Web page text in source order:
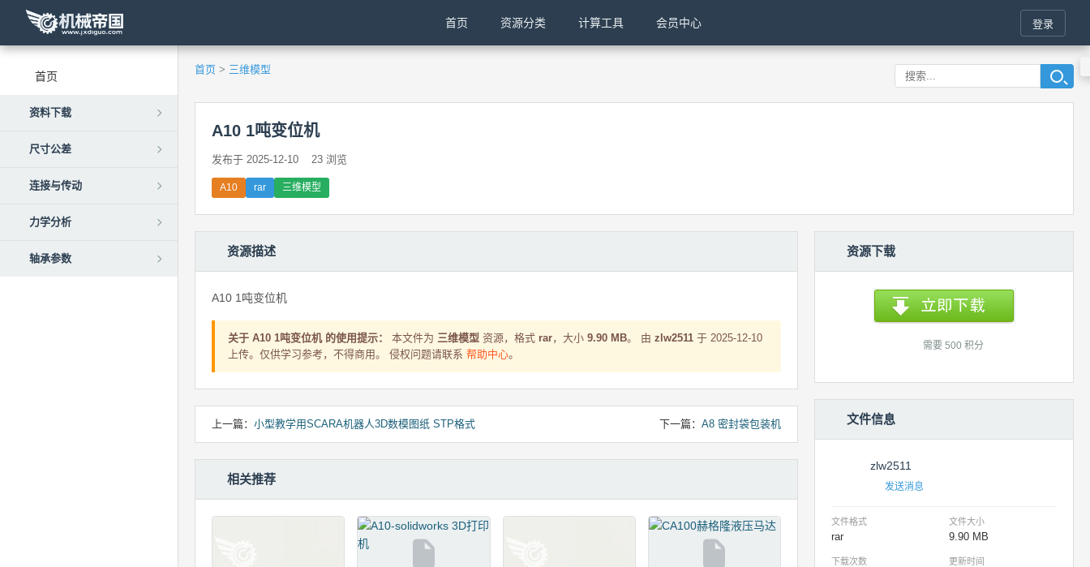
首页 资源分类 计算工具 会员中心 登录
首页
资料下载
尺寸公差
连接与传动
力学分析
轴承参数
首页 > 三维模型
A10 1吨变位机
发布于 2025-12-10 23 浏览
A10 rar 三维模型
资源描述
A10 1吨变位机
关于 A10 1吨变位机 的使用提示： 本文件为 三维模型 资源，格式 rar，大小 9.90 MB。 由 zlw2511 于 2025-12-10
上传。仅供学习参考，不得商用。 侵权问题请联系 帮助中心。
上一篇： 小型教学用SCARA机器人3D数模图纸 STP格式 下一篇： A8 密封袋包装机
相关推荐
资源下载
需要 500 积分
文件信息
zlw2511
发送消息
文件格式
rar
文件大小
9.90 MB
下载次数 更新时间